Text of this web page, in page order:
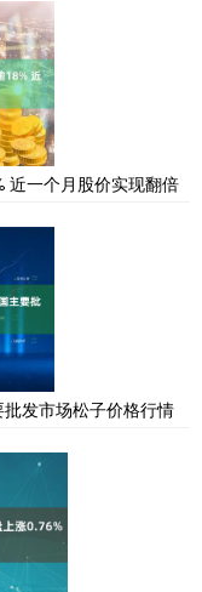
近一个月股价实现翻倍
发市场松子价格行情